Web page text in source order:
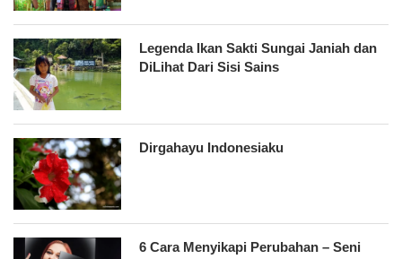
Legenda Ikan Sakti Sungai Janiah dan
DiLihat Dari Sisi Sains
Dirgahayu Indonesiaku
6 Cara Menyikapi Perubahan – Seni